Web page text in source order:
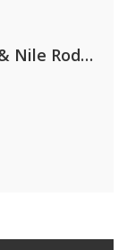
Damiano David, Tyla & Nile Rodgers